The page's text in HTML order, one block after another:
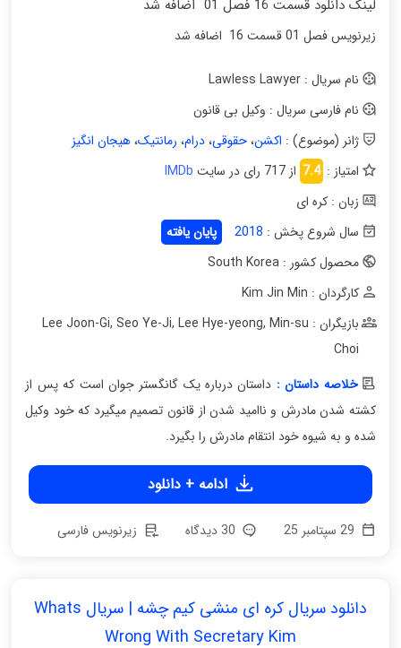
لینک دانلود قسمت 16 فصل 01 اضافه شد
زیرنویس فصل 01 قسمت 16 اضافه شد
نام سریال : Lawless Lawyer
نام فارسی سریال : وکیل بی قانون
ژانر (موضوع) : اکشن،حقوقی،درام، رمانتیک،هیجان انگیز
امتیاز : 7.4 از 717 رای در سایت
IMDb
زبان : کره ای
سال شروع پخش : 2018
پایان یافته
محصول کشور : South Korea
کارگردان : Kim Jin Min
بازیگران : Lee Joon-Gi
, Seo Ye-Ji, Lee Hye-yeong, Min-su
Choi
خلاصه داستان : داستان درباره یک گانگستر جوان است که پس از
کشته شدن مادرش و ناامید شدن از قانون تصمیم میگیرد که خود وکیل
شده و به شیوه خود انتقام مادرش را بگیرد.
ادامه + دانلود
زیرنویس فارسی
دانلود سریال کره ای منشی کیم چشه | سریال Whats
Wrong With Secretary Kim